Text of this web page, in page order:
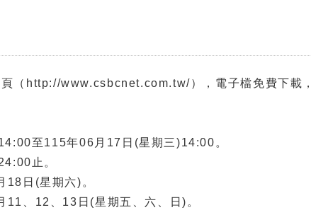
（http://www.csbcnet.com.tw/），電子檔免費下載，
至115年06月17日(星期三)14:00。
止。
日(星期六)。
、12、13日(星期五、六、日)。